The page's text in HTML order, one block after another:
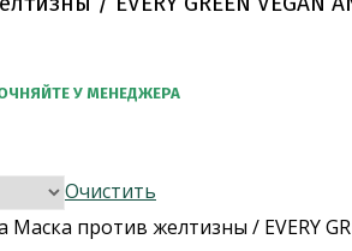
У МЕНЕДЖЕРА
Очистить
против желтизны / EVERY